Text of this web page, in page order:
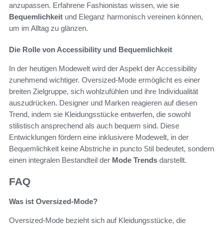
anzupassen. Erfahrene Fashionistas wissen, wie sie
Bequemlichkeit und Eleganz harmonisch vereinen können,
um im Alltag zu glänzen.
Die Rolle von Accessibility und Bequemlichkeit
In der heutigen Modewelt wird der Aspekt der Accessibility
zunehmend wichtiger. Oversized-Mode ermöglicht es einer
breiten Zielgruppe, sich wohlzufühlen und ihre Individualität
auszudrücken. Designer und Marken reagieren auf diesen
Trend, indem sie Kleidungsstücke entwerfen, die sowohl
stilistisch ansprechend als auch bequem sind. Diese
Entwicklungen fördern eine inklusivere Modewelt, in der
Bequemlichkeit keine Abstriche in puncto Stil bedeutet, sondern
einen integralen Bestandteil der Mode Trends darstellt.
FAQ
Was ist Oversized-Mode?
Oversized-Mode bezieht sich auf Kleidungsstücke, die